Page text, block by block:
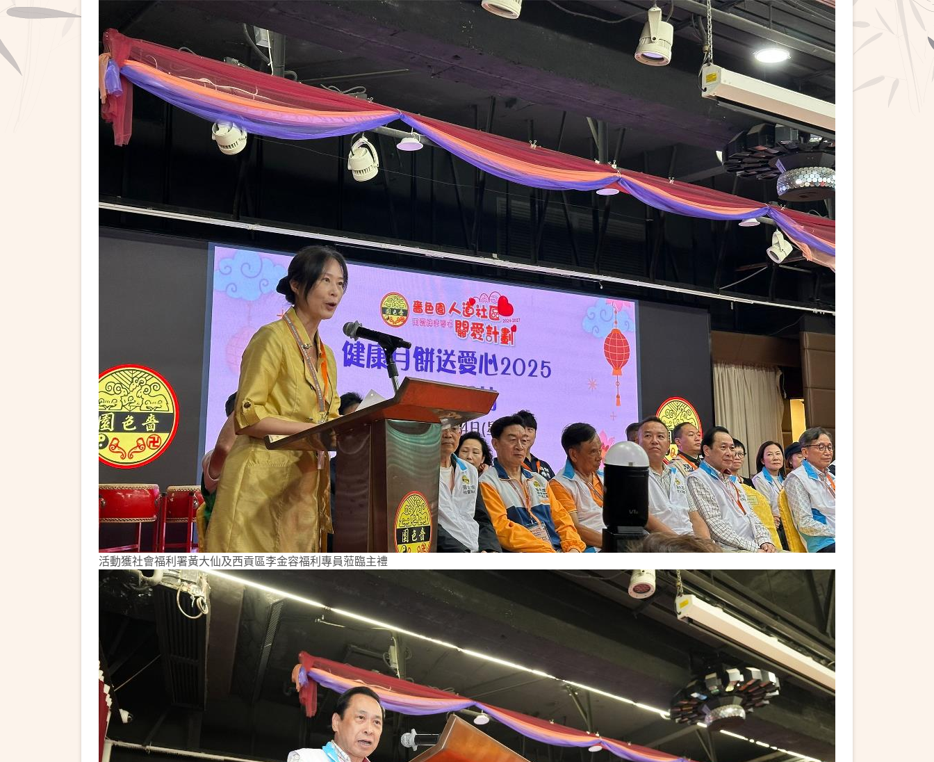
活動獲社會福利署黃大仙及西貢區李金容福利專員蒞臨主禮